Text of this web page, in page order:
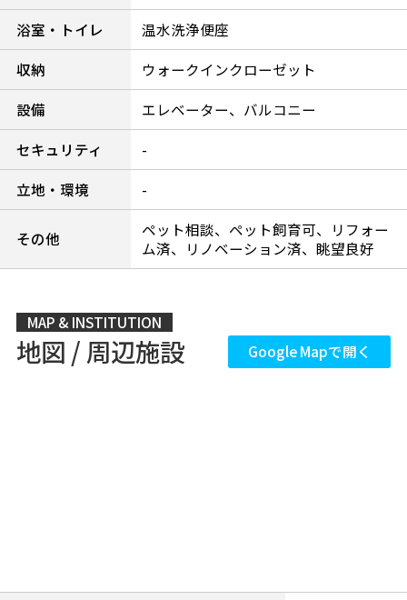
浴室・トイレ
温水洗浄便座
収納
ウォークインクローゼット
設備
エレベーター、バルコニー
セキュリティ
-
立地・環境
-
その他
ペット相談、ペット飼育可、リフォー
ム済、リノベーション済、眺望良好
MAP & INSTITUTION
地図 / 周辺施設 Google Mapで開く